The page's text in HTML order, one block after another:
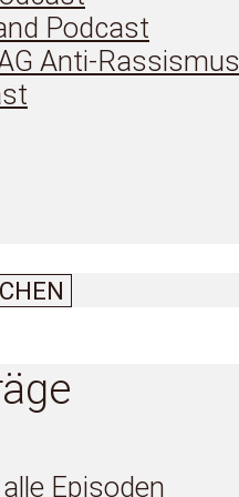
Podcast
Anti-Rassismus
Episoden